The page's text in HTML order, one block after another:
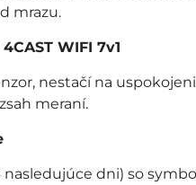
mrazu.
WIFI 7v1
nestačí na
meraní.
dni) so